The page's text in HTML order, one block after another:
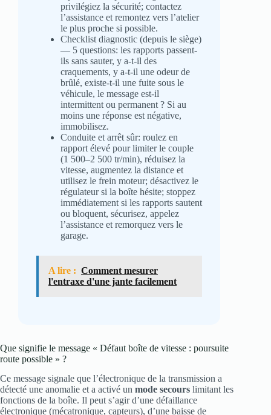
privilégiez la sécurité; contactez
l’assistance et remontez vers l’atelier
le plus proche si possible.
Checklist diagnostic (depuis le siège)
— 5 questions: les rapports passent-
ils sans sauter, y a-t-il des
craquements, y a-t-il une odeur de
brûlé, existe-t-il une fuite sous le
véhicule, le message est-il
intermittent ou permanent ? Si au
moins une réponse est négative,
immobilisez.
Conduite et arrêt sûr: roulez en
rapport élevé pour limiter le couple
(1 500–2 500 tr/min), réduisez la
vitesse, augmentez la distance et
utilisez le frein moteur; désactivez le
régulateur si la boîte hésite; stoppez
immédiatement si les rapports sautent
ou bloquent, sécurisez, appelez
l’assistance et remorquez vers le
garage.
A lire : Comment mesurer
l'entraxe d'une jante facilement
Que signifie le message « Défaut boîte de vitesse : poursuite
route possible » ?
Ce message signale que l’électronique de la transmission a
détecté une anomalie et a activé un mode secours limitant les
fonctions de la boîte. Il peut s’agir d’une défaillance
électronique (mécatronique, capteurs), d’une baisse de